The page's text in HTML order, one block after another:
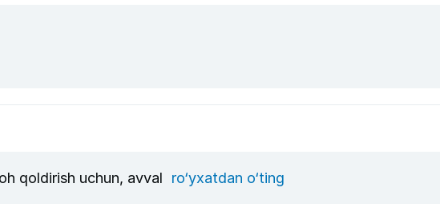
qoldirish uchun, avval ro‘yxatdan o‘ting